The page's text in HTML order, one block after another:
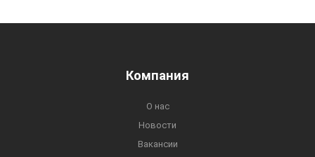
Компания
О нас
Новости
Вакансии